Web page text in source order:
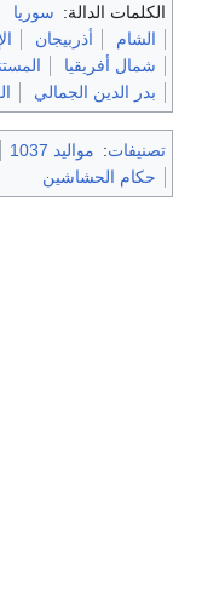
الكلمات الدالة: سوريا
الشام
أذربيجان
شمال أفريقيا
بدر الدين الجمالي
تصنيفات: مواليد 1037
حكام الحشاشين